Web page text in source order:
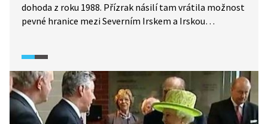
dohoda z roku 1988. Přízrak násilí tam vrátila možnost
pevné hranice mezi Severním Irskem a Irskou
konfliktu a jaká byla cesta k dodnes křehkému míru
a konci terorismu? A proč hrozí, že se Severní Irsko
znovu dostane do spirály násilí a zkázy?